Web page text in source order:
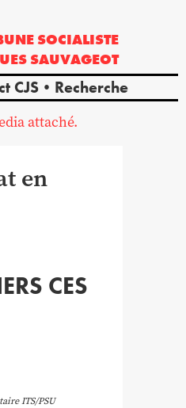
SOCIALISTE
SAUVAGEOT
CJS Recherche
en
CES
ITS/PSU
attaché.